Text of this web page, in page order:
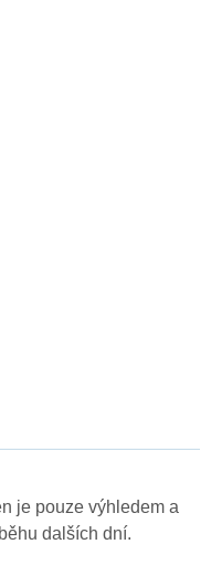
je pouze výhledem a
dalších dní.